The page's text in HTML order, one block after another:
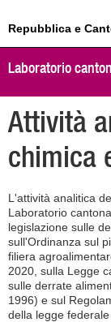
Repubblica e
Laboratorio
Attività
chimica
L'attività analitica
Laboratorio
legislazione sulle
sull'Ordinanza sul
filiera
2020, sulla Legge
sulle derrate
1996) e sul
della legge